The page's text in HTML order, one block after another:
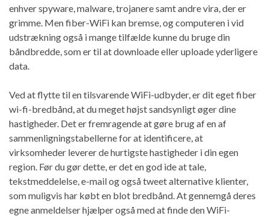
enhver spyware, malware, trojanere samt andre vira, der er
grimme. Men fiber-WiFi kan bremse, og computeren i vid
udstrækning også i mange tilfælde kunne du bruge din
båndbredde, som er til at downloade eller uploade yderligere
data.
Ved at flytte til en tilsvarende WiFi-udbyder, er dit eget fiber
wi-fi-bredbånd, at du meget højst sandsynligt øger dine
hastigheder. Det er fremragende at gøre brug af en af ​​
sammenligningstabellerne for at identificere, at
virksomheder leverer de hurtigste hastigheder i din egen
region. Før du gør dette, er det en god ide at tale,
tekstmeddelelse, e-mail og også tweet alternative klienter,
som muligvis har købt en blot bredbånd. At gennemgå deres
egne anmeldelser hjælper også med at finde den WiFi-